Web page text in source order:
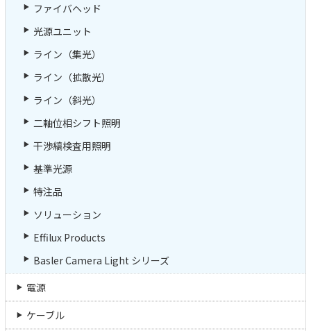
ファイバヘッド
光源ユニット
ライン（集光）
ライン（拡散光）
ライン（斜光）
二軸位相シフト照明
干渉縞検査用照明
基準光源
特注品
ソリューション
Effilux Products
Basler Camera Light シリーズ
電源
ケーブル